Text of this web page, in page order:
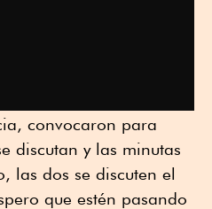
convocaron para
discutan y las minutas
las dos se discuten el
que estén pasando